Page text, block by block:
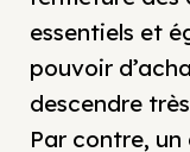
essentiels et
pouvoir
descendre
Par contre, un